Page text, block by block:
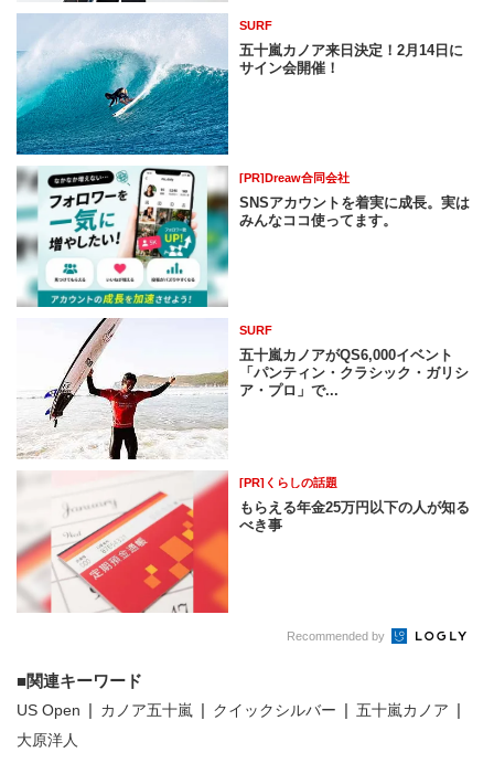
SURF
五十嵐カノア来日決定！2月14日に
サイン会開催！
[PR]Dreaw合同会社
SNSアカウントを着実に成長。実は
みんなココ使ってます。
SURF
五十嵐カノアがQS6,000イベント
「パンティン・クラシック・ガリシ
ア・プロ」で...
[PR]くらしの話題
もらえる年金25万円以下の人が知る
べき事
Recommended by
関連キーワード
US Open カノア五十嵐 クイックシルバー
五十嵐カノア
大原洋人